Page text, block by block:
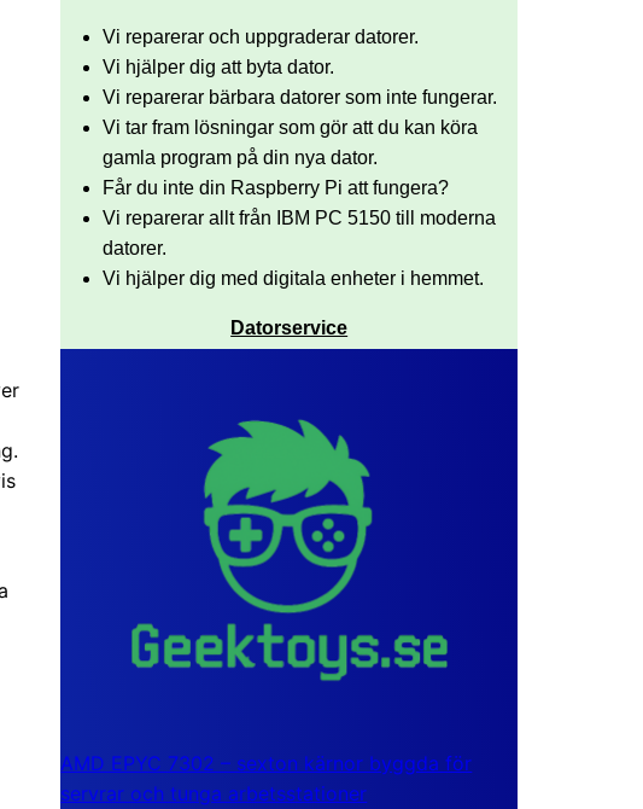
Vi reparerar och uppgraderar datorer.
Vi hjälper dig att byta dator.
Vi reparerar bärbara datorer som inte fungerar.
Vi tar fram lösningar som gör att du kan köra
gamla program på din nya dator.
Får du inte din Raspberry Pi att fungera?
Vi reparerar allt från IBM PC 5150 till moderna
datorer.
Vi hjälper dig med digitala enheter i hemmet.
Datorservice
AMD EPYC 7302 – sexton kärnor byggda för
servrar och tunga arbetsstationer